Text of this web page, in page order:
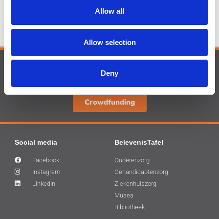
Allow all
Allow selection
Deny
Ook een bijdrage leveren, klik dan
hier!
Crowdfunding
Social media
Facebook
Instagram
LinkedIn
BelevenisTafel
Ouderenzorg
Gehandicaptenzorg
Ziekenhuiszorg
Musea
Bibliotheek